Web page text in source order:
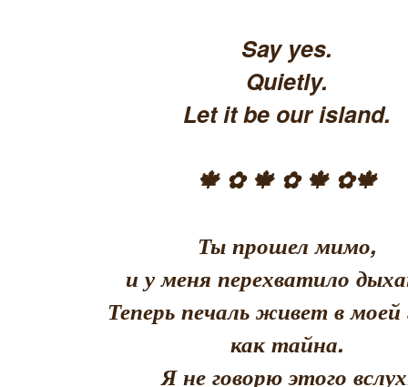
Say yes.
Quietly.
Let it be our island.
🍁 ✿ 🍁 ✿ 🍁 ✿🍁
Ты прошел мимо,
и у меня перехватило
Теперь печаль живет в моей
как тайна.
Я не говорю этого